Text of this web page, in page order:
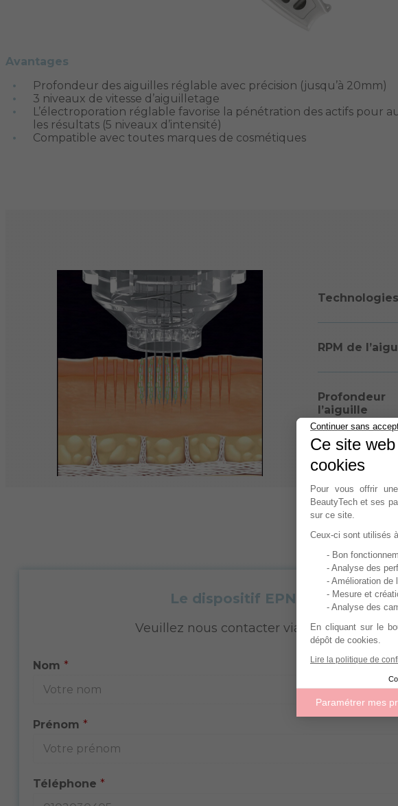
Continuer sans
Ce site
cookies
Pour vous offrir
BeautyTech et ses
sur ce site.
Ceux-ci sont utilisés
- Bon
- Analyse des
- Amélioration de
- Mesure et
- Analyse des
En cliquant sur le
dépôt de cookies.
Lire la politique de
Paramétrer mes
Avantages
Profondeur des aiguilles réglable avec précision (jusqu’à 20mm)
3 niveaux de vitesse d’aiguilletage
L’électroporation réglable favorise la pénétration des actifs pour
les résultats (5 niveaux d’intensité)
Compatible avec toutes marques de cosmétiques
Technologies
RPM de
l’aiguille
Calibre
Le dispositif EPN vous
Veuillez nous contacter via le formulaire
Nom *
Prénom *
Téléphone *